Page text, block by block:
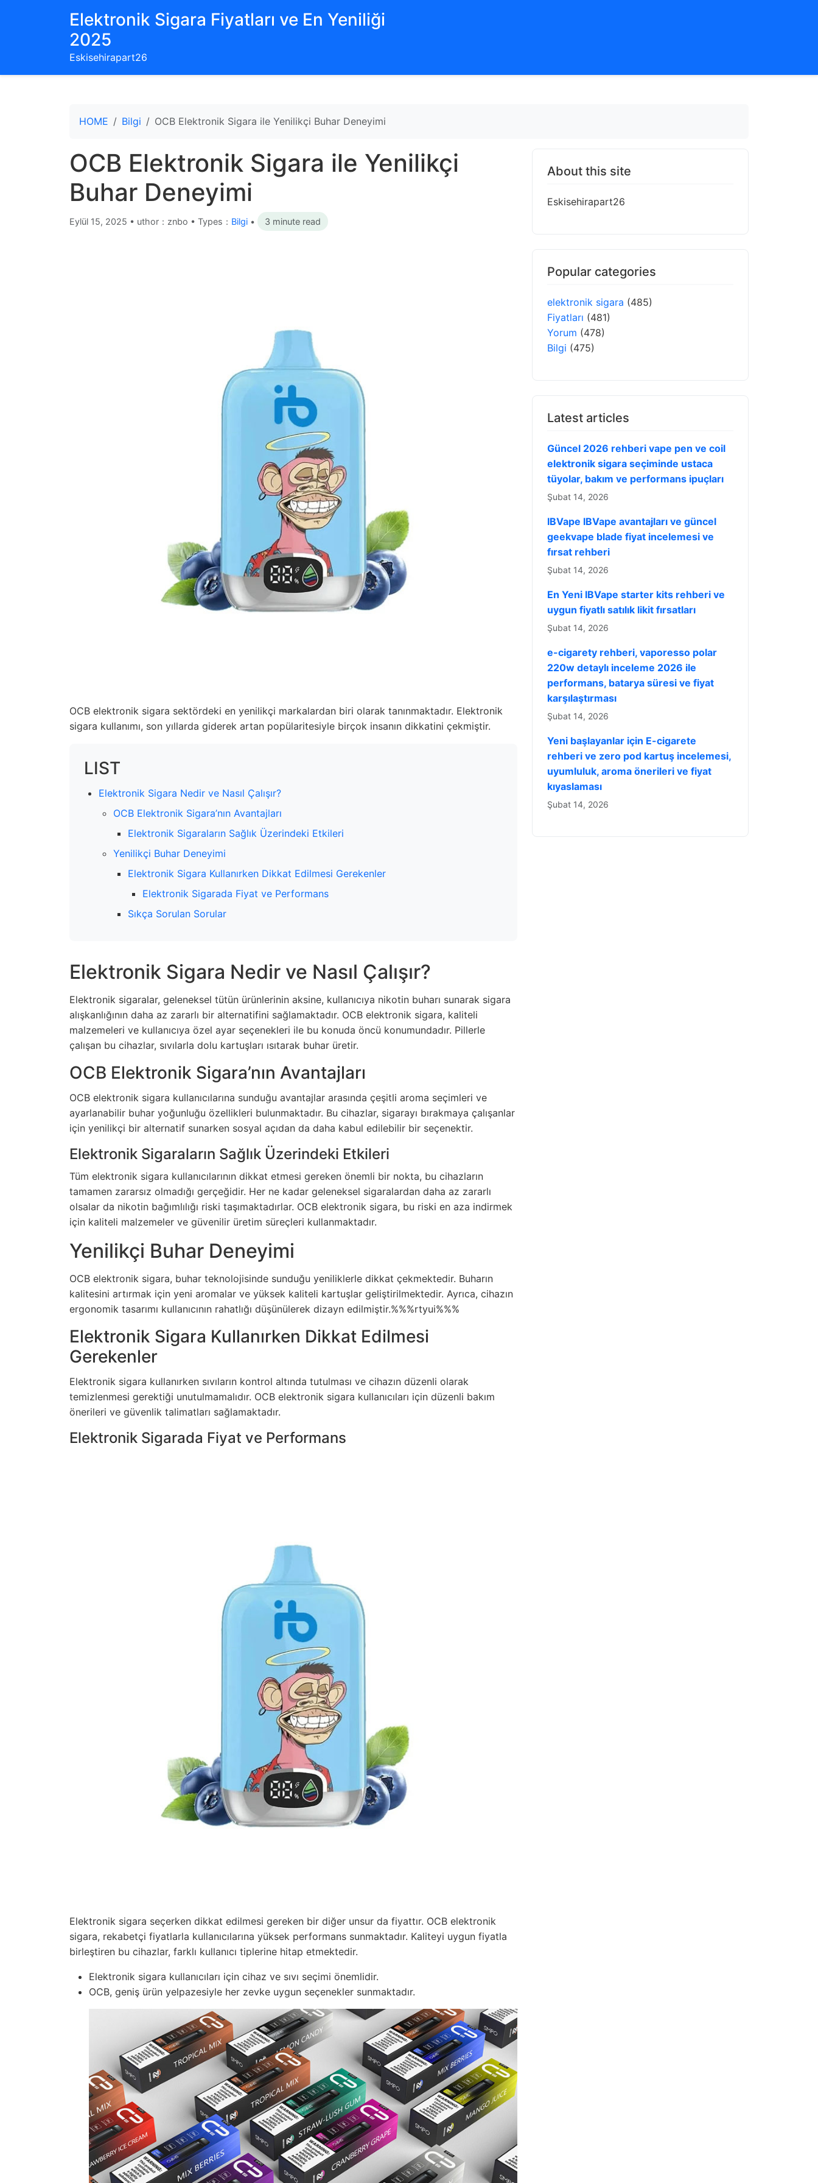
Elektronik Sigara Fiyatları ve En Yeniliği
2025
Eskisehirapart26
HOME Bilgi OCB Elektronik Sigara ile Yenilikçi Buhar Deneyimi
OCB Elektronik Sigara ile Yenilikçi
Buhar Deneyimi
Eylül 15, 2025 • uthor：znbo • Types： Bilgi • 3 minute read
OCB elektronik sigara sektördeki en yenilikçi markalardan biri olarak tanınmaktadır. Elektronik
sigara kullanımı, son yıllarda giderek artan popülaritesiyle birçok insanın dikkatini çekmiştir.
LIST
Elektronik Sigara Nedir ve Nasıl Çalışır?
OCB Elektronik Sigara’nın Avantajları
Elektronik Sigaraların Sağlık Üzerindeki Etkileri
Yenilikçi Buhar Deneyimi
Elektronik Sigara Kullanırken Dikkat Edilmesi Gerekenler
Elektronik Sigarada Fiyat ve Performans
Sıkça Sorulan Sorular
Elektronik Sigara Nedir ve Nasıl Çalışır?
Elektronik sigaralar, geleneksel tütün ürünlerinin aksine, kullanıcıya nikotin buharı sunarak sigara
alışkanlığının daha az zararlı bir alternatifini sağlamaktadır. OCB elektronik sigara, kaliteli
malzemeleri ve kullanıcıya özel ayar seçenekleri ile bu konuda öncü konumundadır. Pillerle
çalışan bu cihazlar, sıvılarla dolu kartuşları ısıtarak buhar üretir.
OCB Elektronik Sigara’nın Avantajları
OCB elektronik sigara kullanıcılarına sunduğu avantajlar arasında çeşitli aroma seçimleri ve
ayarlanabilir buhar yoğunluğu özellikleri bulunmaktadır. Bu cihazlar, sigarayı bırakmaya çalışanlar
için yenilikçi bir alternatif sunarken sosyal açıdan da daha kabul edilebilir bir seçenektir.
Elektronik Sigaraların Sağlık Üzerindeki Etkileri
Tüm elektronik sigara kullanıcılarının dikkat etmesi gereken önemli bir nokta, bu cihazların
tamamen zararsız olmadığı gerçeğidir. Her ne kadar geleneksel sigaralardan daha az zararlı
olsalar da nikotin bağımlılığı riski taşımaktadırlar. OCB elektronik sigara, bu riski en aza indirmek
için kaliteli malzemeler ve güvenilir üretim süreçleri kullanmaktadır.
Yenilikçi Buhar Deneyimi
OCB elektronik sigara, buhar teknolojisinde sunduğu yeniliklerle dikkat çekmektedir. Buharın
kalitesini artırmak için yeni aromalar ve yüksek kaliteli kartuşlar geliştirilmektedir. Ayrıca, cihazın
ergonomik tasarımı kullanıcının rahatlığı düşünülerek dizayn edilmiştir.%%%rtyui%%%
Elektronik Sigara Kullanırken Dikkat Edilmesi
Gerekenler
Elektronik sigara kullanırken sıvıların kontrol altında tutulması ve cihazın düzenli olarak
temizlenmesi gerektiği unutulmamalıdır. OCB elektronik sigara kullanıcıları için düzenli bakım
önerileri ve güvenlik talimatları sağlamaktadır.
Elektronik Sigarada Fiyat ve Performans
Elektronik sigara seçerken dikkat edilmesi gereken bir diğer unsur da fiyattır. OCB elektronik
sigara, rekabetçi fiyatlarla kullanıcılarına yüksek performans sunmaktadır. Kaliteyi uygun fiyatla
birleştiren bu cihazlar, farklı kullanıcı tiplerine hitap etmektedir.
Elektronik sigara kullanıcıları için cihaz ve sıvı seçimi önemlidir.
OCB, geniş ürün yelpazesiyle her zevke uygun seçenekler sunmaktadır.
About this site
Eskisehirapart26
Popular categories
elektronik sigara (485)
Fiyatları (481)
Yorum (478)
Bilgi (475)
Latest articles
Güncel 2026 rehberi vape pen ve coil
elektronik sigara seçiminde ustaca
tüyolar, bakım ve performans ipuçları
Şubat 14, 2026
IBVape IBVape avantajları ve güncel
geekvape blade fiyat incelemesi ve
fırsat rehberi
Şubat 14, 2026
En Yeni IBVape starter kits rehberi ve
uygun fiyatlı satılık likit fırsatları
Şubat 14, 2026
e-cigarety rehberi, vaporesso polar
220w detaylı inceleme 2026 ile
performans, batarya süresi ve fiyat
karşılaştırması
Şubat 14, 2026
Yeni başlayanlar için E-cigarete
rehberi ve zero pod kartuş incelemesi,
uyumluluk, aroma önerileri ve fiyat
kıyaslaması
Şubat 14, 2026